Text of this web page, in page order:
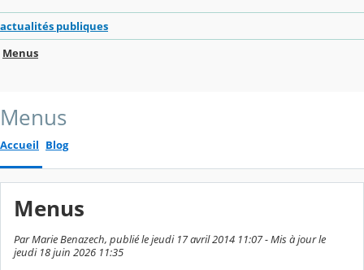
actualités publiques
Menus
Menus
Accueil Blog
Menus
Par Marie Benazech, publié le jeudi 17 avril 2014 11:07 - Mis à jour le
jeudi 18 juin 2026 11:35